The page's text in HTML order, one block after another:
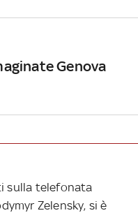
Genova
sulla telefonata
Zelensky, si è